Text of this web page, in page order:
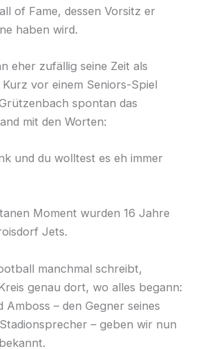
of Fame, dessen Vorsitz er
haben wird.
eher zufällig seine Zeit als
vor einem Seniors-Spiel
spontan das
mit den Worten:
und du wolltest es eh immer
Moment wurden 16 Jahre
Jets.
manchmal schreibt,
genau dort, wo alles begann:
Amboss – den Gegner seines
– geben wir nun